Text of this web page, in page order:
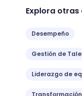
Explora
Desempeño
Gestión de
Liderazgo de